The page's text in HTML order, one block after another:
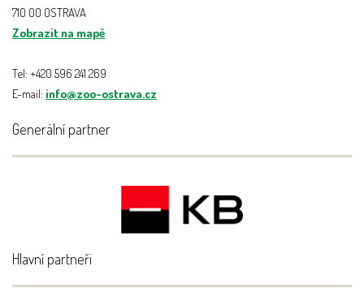
710 00 OSTRAVA
Zobrazit na mapě
Tel: +420 596 241 269
E-mail: info@zoo-ostrava.cz
Generální partner
Hlavní partneři